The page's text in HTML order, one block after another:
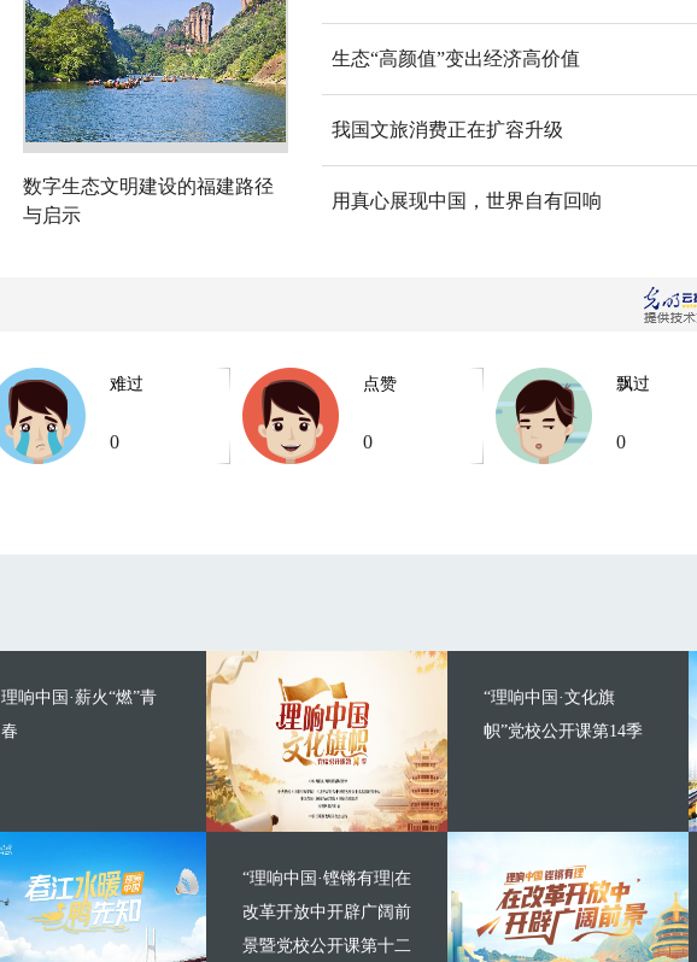
数字生态文明建设的福建路径
与启示
生态“高颜值”变出经济高价值
我国文旅消费正在扩容升级
用真心展现中国，世界自有回响
难过
0
点赞
0
飘过
0
理响中国·薪火“燃”青
春
“理响中国·文化旗
帜”党校公开课第14季
“理响中国·铿锵有理|在
改革开放中开辟广阔前
景暨党校公开课第十二